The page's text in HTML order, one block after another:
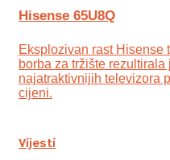
Hisense 65U8Q
Eksplozivan rast Hisense
borba za tržište rezultirala
najatraktivnijih televizora
cijeni.
Vijesti